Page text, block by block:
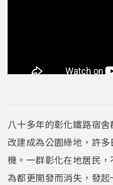
八十多年的彰化鐵路宿
改建成為公園綠地，許
機。一群彰化在地居民
為都更開發而消失，發